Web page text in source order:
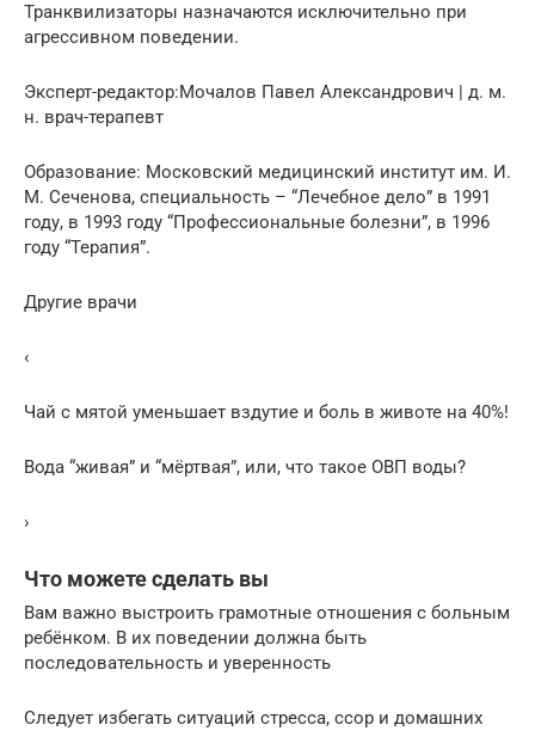
Транквилизаторы назначаются исключительно при
агрессивном поведении.
Эксперт-редактор:Мочалов Павел Александрович | д. м.
н. врач-терапевт
Образование: Московский медицинский институт им. И.
М. Сеченова, специальность – “Лечебное дело” в 1991
году, в 1993 году “Профессиональные болезни”, в 1996
году “Терапия”.
Другие врачи
‹
Чай с мятой уменьшает вздутие и боль в животе на 40%!
Вода “живая” и “мёртвая”, или, что такое ОВП воды?
›
Что можете сделать вы
Вам важно выстроить грамотные отношения с больным
ребёнком. В их поведении должна быть
последовательность и уверенность
Следует избегать ситуаций стресса, ссор и домашних